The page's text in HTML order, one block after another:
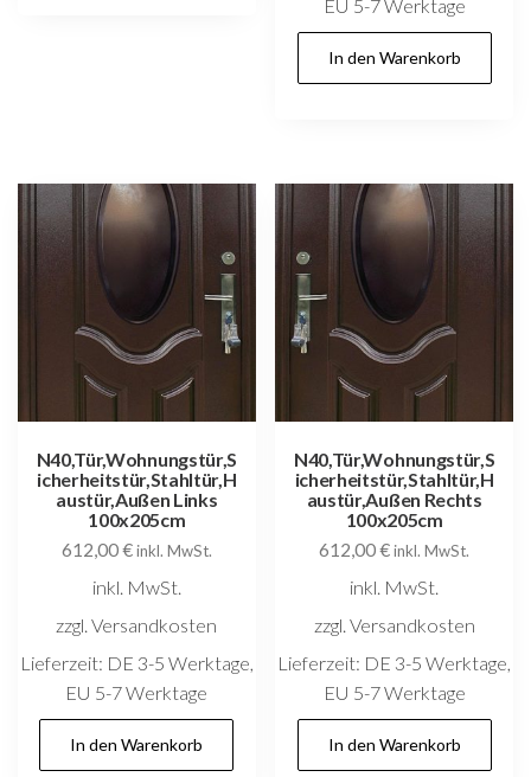
EU 5-7 Werktage
In den Warenkorb
N40,Tür,Wohnungstür,S
icherheitstür,Stahltür,H
austür,Außen Links
100x205cm
612,00€inkl. MwSt.
inkl. MwSt.
zzgl. Versandkosten
Lieferzeit: DE 3-5 Werktage,
EU 5-7 Werktage
In den Warenkorb
N40,Tür,Wohnungstür,S
icherheitstür,Stahltür,H
austür,Außen Rechts
100x205cm
612,00€inkl. MwSt.
inkl. MwSt.
zzgl. Versandkosten
Lieferzeit: DE 3-5 Werktage,
EU 5-7 Werktage
In den Warenkorb